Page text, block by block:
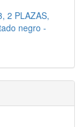
2 PLAZAS,
negro -